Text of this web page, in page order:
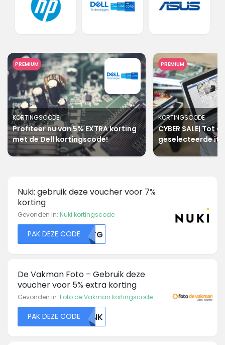
PREMIUM
KORTINGSCODE
Profiteer nu van 5% EXTRA korting
met de Dell kortingscode!
PREMIUM
KORTINGSCODE
CYBER SALE| Tot
geselecteerde
Nuki: gebruik deze voucher voor 7%
korting
Gevonden in: Nuki kortingscode
PAK DEZE CODE YZFG
De Vakman Foto – Gebruik deze
voucher voor 5% extra korting
Gevonden in: Foto de Vakman kortingscode
PAK DEZE CODE ZHNK